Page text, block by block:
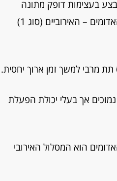
בעצימות דופק מתונה
(65% – % 75 מדופק הלב המרבי) מתאפיינת בעיקר במעורבותם של סיבי השריר האדומים – האירוביים (סוג 1)
מרבי למשך זמן ארוך יחסית.
ומהירות כיווץ נמוכים אך בעלי יכולת הפעלת
הוא המסלול האירובי